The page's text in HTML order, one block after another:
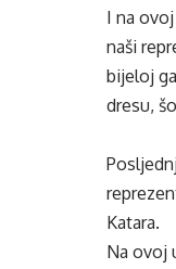
I na
naši
bijeloj
dresu,
Katara.
Na ovoj